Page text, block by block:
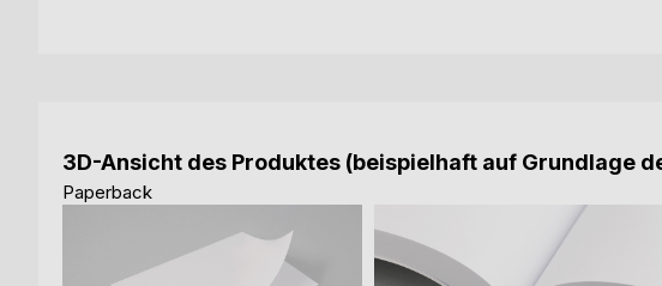
3D-Ansicht des Produktes (beispielhaft auf Grundlage
Paperback